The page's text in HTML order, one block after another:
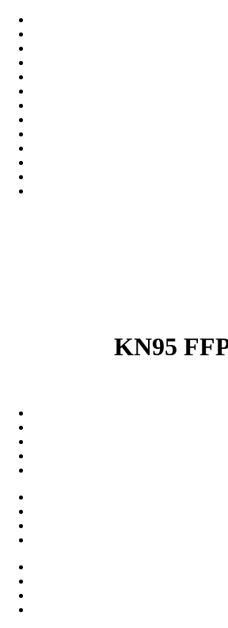
KN95